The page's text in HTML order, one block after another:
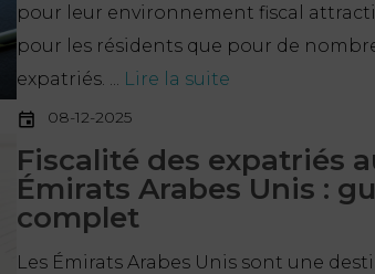
pour leur environnement fiscal
pour les résidents que pour de
expatriés. ... Lire la suite
08-12-2025
Fiscalité des expatriés
Émirats Arabes Unis :
complet
Les Émirats Arabes Unis sont une